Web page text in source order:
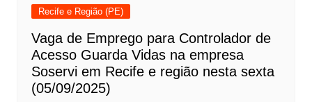
Recife e Região (PE)
Vaga de Emprego para Controlador de
Acesso Guarda Vidas na empresa
Soservi em Recife e região nesta sexta
(05/09/2025)